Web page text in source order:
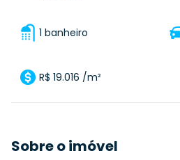
1 banheiro
R$ 19.016 /m²
Sobre o imóvel